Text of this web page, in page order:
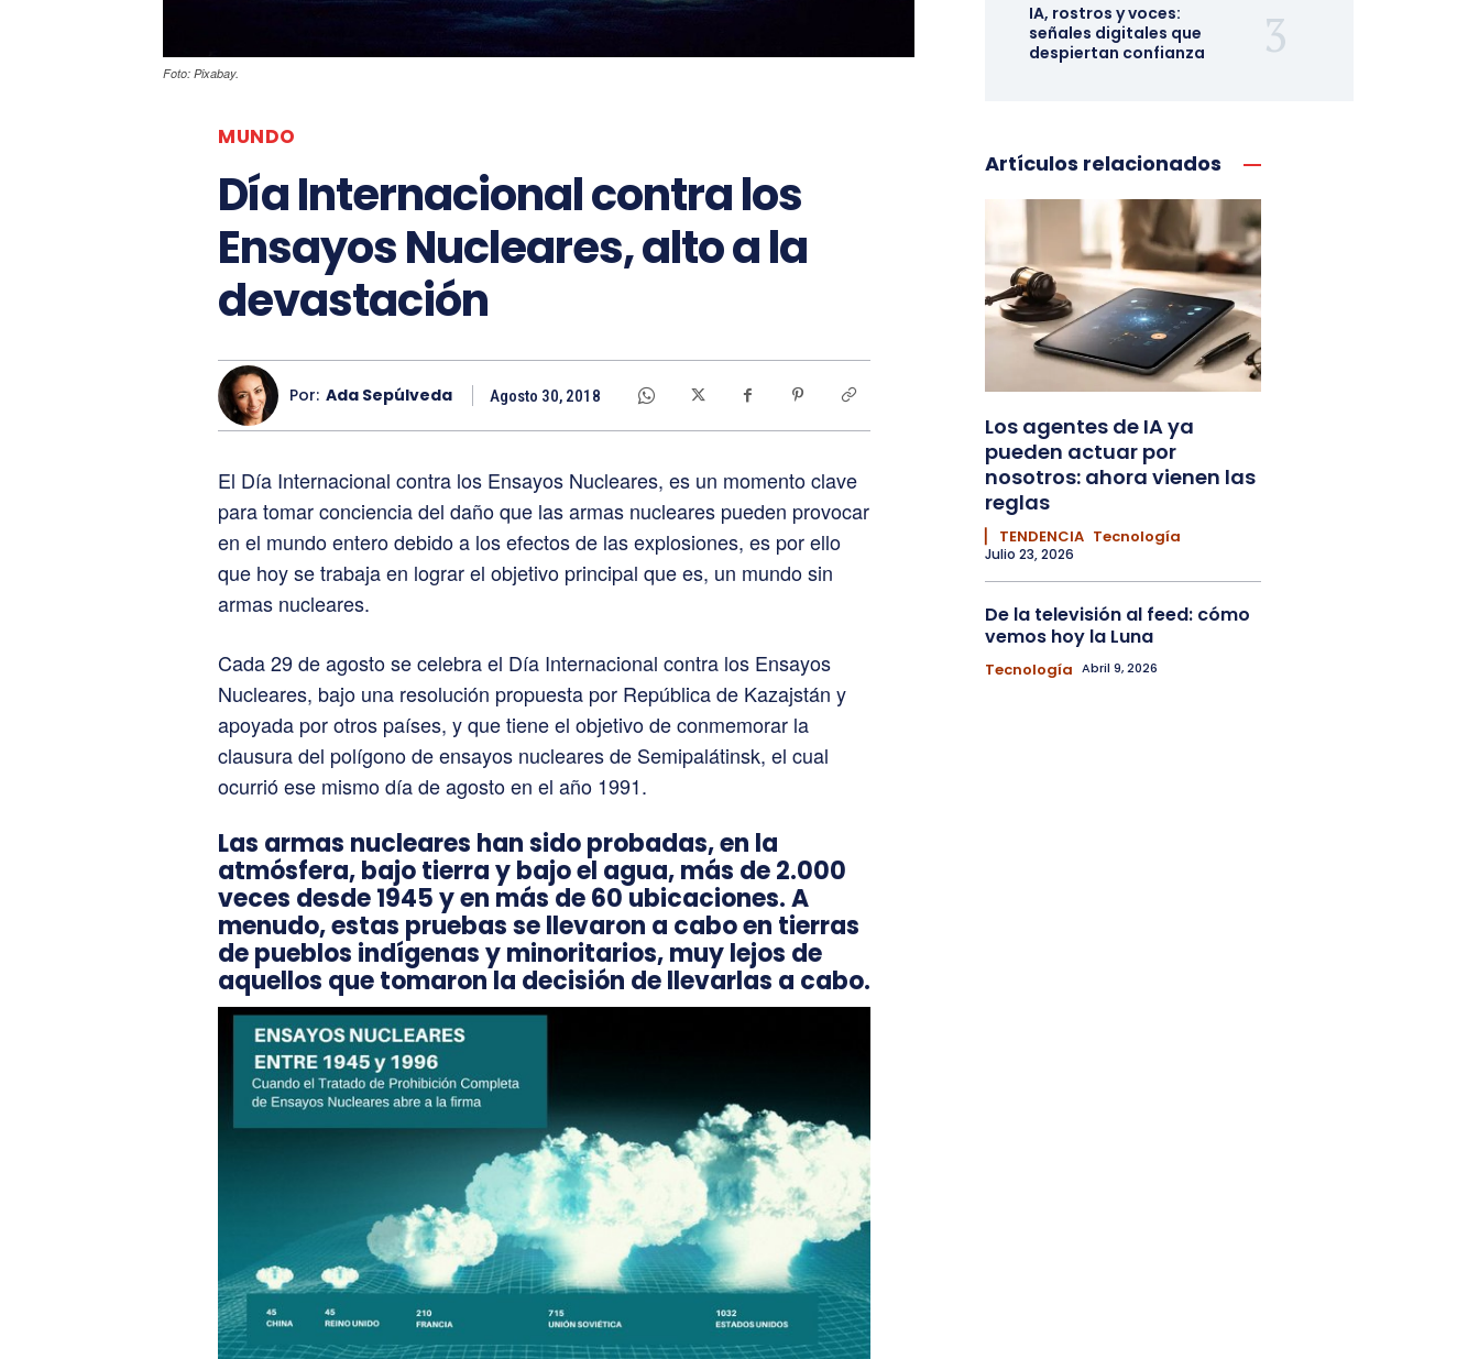
Foto: Pixabay.
MUNDO
Día Internacional contra los
Ensayos Nucleares, alto a la
devastación
Por: Ada Sepúlveda Agosto 30, 2018
El Día Internacional contra los Ensayos Nucleares, es un momento clave
para tomar conciencia del daño que las armas nucleares pueden provocar
en el mundo entero debido a los efectos de las explosiones, es por ello
que hoy se trabaja en lograr el objetivo principal que es, un mundo sin
armas nucleares.
Cada 29 de agosto se celebra el Día Internacional contra los Ensayos
Nucleares, bajo una resolución propuesta por República de Kazajstán y
apoyada por otros países, y que tiene el objetivo de conmemorar la
clausura del polígono de ensayos nucleares de Semipalátinsk, el cual
ocurrió ese mismo día de agosto en el año 1991.
Las armas nucleares han sido probadas, en la
atmósfera, bajo tierra y bajo el agua, más de 2.000
veces desde 1945 y en más de 60 ubicaciones. A
menudo, estas pruebas se llevaron a cabo en tierras
de pueblos indígenas y minoritarios, muy lejos de
aquellos que tomaron la decisión de llevarlas a cabo.
IA, rostros y voces:
señales digitales que
despiertan confianza
Artículos relacionados
Los agentes de IA ya
pueden actuar por
nosotros: ahora vienen las
reglas
▏ TENDENCIA Tecnología
Julio 23, 2026
De la televisión al feed: cómo
vemos hoy la Luna
Tecnología Abril 9, 2026